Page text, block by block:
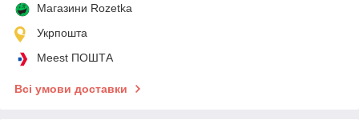
Магазини Rozetka
Укрпошта
Meest ПОШТА
Всі умови доставки